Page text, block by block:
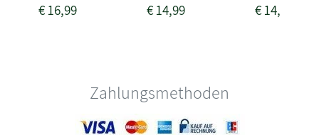
€16,99 €14,99 €14,99
Zahlungsmethoden